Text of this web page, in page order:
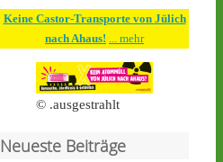
30 Aktivist:innen aus, um
den zwölften
castor-stoppen.de/ticker/
#atommüll #castor
castor-stoppen.de
Keine Castor-Transporte von Jülich
nach Ahaus!
... mehr
© .ausgestrahlt
Neueste Beiträge